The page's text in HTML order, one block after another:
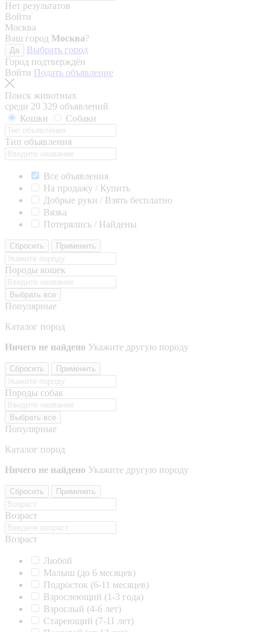
Нет результатов
Войти
Москва
Ваш город Москва?
Да
Выбрать город
Город подтверждён
Войти Подать объявление
Поиск животных
среди 20 329 объявлений
Кошки
Собаки
Тип объявления
Все объявления
На продажу / Купить
Добрые руки / Взять бесплатно
Вязка
Потерялись / Найдены
Сбросить Применить
Породы кошек
Выбрать все
Популярные
Каталог пород
Ничего не найдено Укажите другую породу
Сбросить Применить
Породы собак
Выбрать все
Популярные
Каталог пород
Ничего не найдено Укажите другую породу
Сбросить Применить
Возраст
Возраст
Любой
Малыш (до 6 месяцев)
Подросток (6-11 месяцев)
Взрослеющий (1-3 года)
Взрослый (4-6 лет)
Стареющий (7-11 лет)